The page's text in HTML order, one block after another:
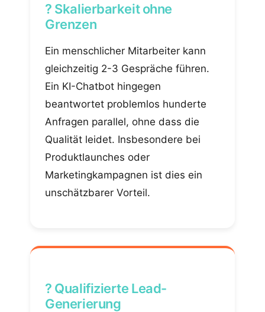
? Skalierbarkeit ohne
Grenzen
Ein menschlicher Mitarbeiter kann
gleichzeitig 2-3 Gespräche führen.
Ein KI-Chatbot hingegen
beantwortet problemlos hunderte
Anfragen parallel, ohne dass die
Qualität leidet. Insbesondere bei
Produktlaunches oder
Marketingkampagnen ist dies ein
unschätzbarer Vorteil.
? Qualifizierte Lead-
Generierung